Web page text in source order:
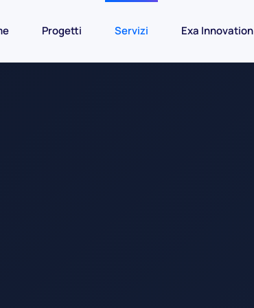
Progetti Servizi Exa Innovation